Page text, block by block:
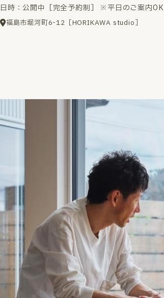
日時：公開中［完全予約制］ ※平日のご案内OK
福島市堀河町6-12［HORIKAWA studio］